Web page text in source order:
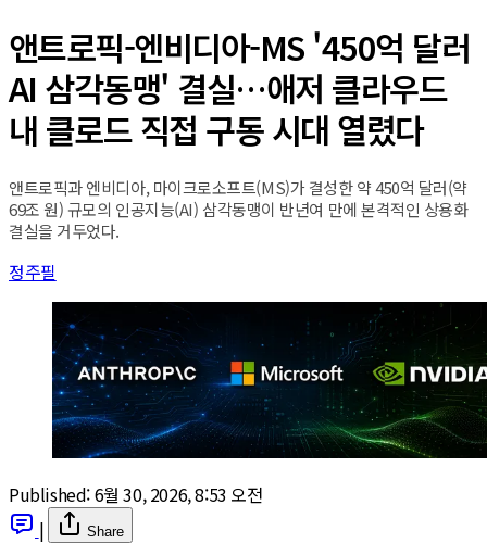
앤트로픽-엔비디아-MS '450억 달러
AI 삼각동맹' 결실…애저 클라우드
내 클로드 직접 구동 시대 열렸다
앤트로픽과 엔비디아, 마이크로소프트(MS)가 결성한 약 450억 달러(약
69조 원) 규모의 인공지능(AI) 삼각동맹이 반년여 만에 본격적인 상용화
결실을 거두었다.
정주필
Published:6월 30, 2026, 8:53 오전
|
Share